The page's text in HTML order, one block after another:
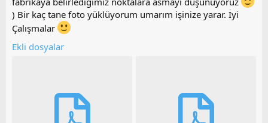
) Bir kaç tane foto yüklüyorum umarım işinize yarar. İyi
Çalışmalar
Ekli dosyalar